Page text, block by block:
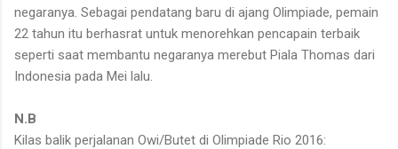
negaranya. Sebagai pendatang baru di ajang Olimpiade, pemain
22 tahun itu berhasrat untuk menorehkan pencapain terbaik
seperti saat membantu negaranya merebut Piala Thomas dari
Indonesia pada Mei lalu.
N.B
Kilas balik perjalanan Owi/Butet di Olimpiade Rio 2016: